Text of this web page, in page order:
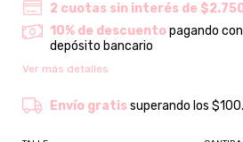
2 cuotas sin interés de
10% de descuentopagando
depósito bancario
Ver más detalles
Envío gratissuperando los